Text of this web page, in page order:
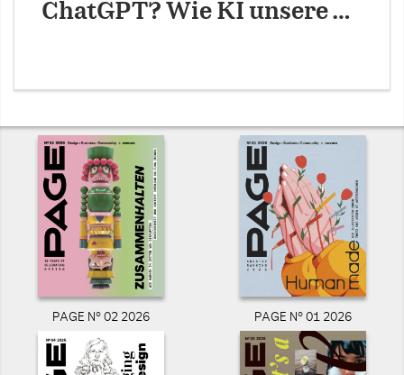
ChatGPT? Wie KI unsere …
PAGE N° 02 2026 PAGE N° 01 2026